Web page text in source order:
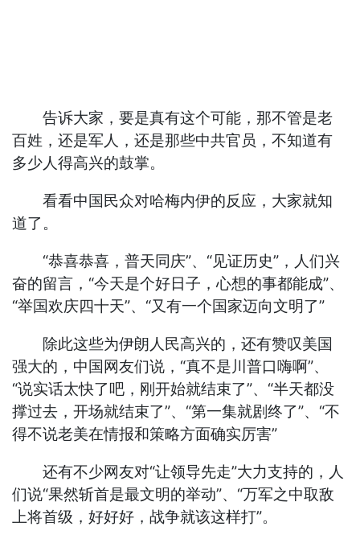
告诉大家，要是真有这个可能，那不管是老
百姓，还是军人，还是那些中共官员，不知道有
多少人得高兴的鼓掌。
看看中国民众对哈梅内伊的反应，大家就知
道了。
“恭喜恭喜，普天同庆”、“见证历史”，人们兴
奋的留言，“今天是个好日子，心想的事都能成”、
“举国欢庆四十天”、“又有一个国家迈向文明了”
除此这些为伊朗人民高兴的，还有赞叹美国
强大的，中国网友们说，“真不是川普口嗨啊”、
“说实话太快了吧，刚开始就结束了”、“半天都没
撑过去，开场就结束了”、“第一集就剧终了”、“不
得不说老美在情报和策略方面确实厉害”
还有不少网友对“让领导先走”大力支持的，人
们说“果然斩首是最文明的举动”、“万军之中取敌
上将首级，好好好，战争就该这样打”。